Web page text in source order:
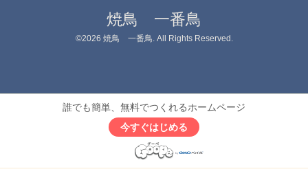
焼鳥 一番鳥
©2026 焼鳥 一番鳥 . All Rights Reserved.
誰でも簡単、無料でつくれるホームページ
今すぐはじめる